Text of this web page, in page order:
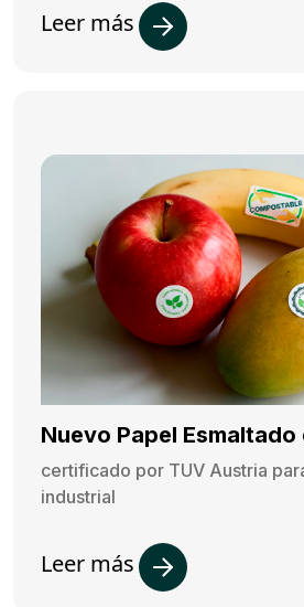
Leer más
Nuevo Papel
certificado por TUV Austria
industrial
Leer más